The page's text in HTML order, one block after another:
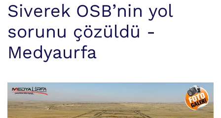
Siverek OSB’nin yol
sorunu çözüldü -
Medyaurfa